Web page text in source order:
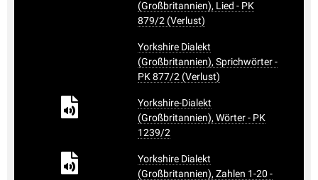
(Großbritannien), Lied - PK
879/2 (Verlust)
Yorkshire Dialekt
(Großbritannien), Sprichwörter -
PK 877/2 (Verlust)
Yorkshire-Dialekt
(Großbritannien), Wörter - PK
1239/2
Yorkshire Dialekt
(Großbritannien), Zahlen 1-20 -